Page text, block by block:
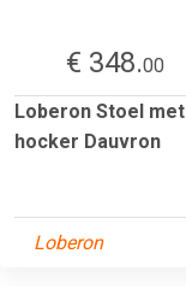
€ 348.00
Loberon Stoel met
hocker Dauvron
Loberon